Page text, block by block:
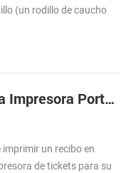
(un rodillo de caucho
Los Consejos para Elegir una Impresora Portátil de recibos
un recibo en
de tickets para su